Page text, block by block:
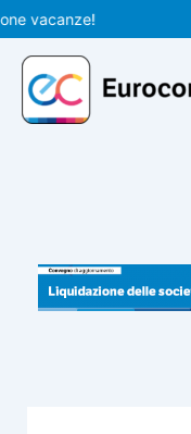
Vai
al
contenuto